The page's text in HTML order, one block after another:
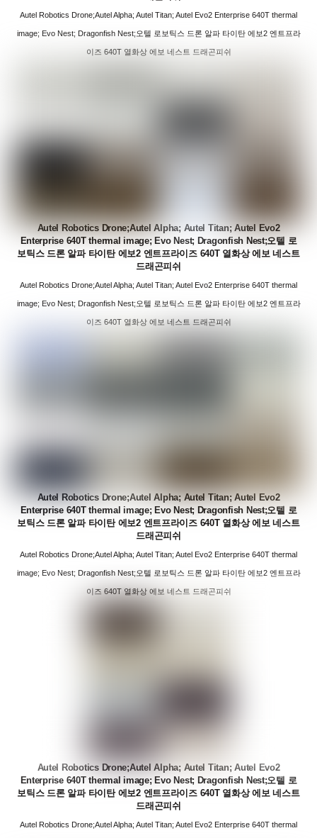
Autel Robotics Drone;Autel Alpha; Autel Titan; Autel Evo2 Enterprise 640T thermal
image; Evo Nest; Dragonfish Nest;오텔 로보틱스 드론 알파 타이탄 에보2 엔트프라
이즈 640T 열화상 에보 네스트 드래곤피쉬
Autel Robotics Drone;Autel Alpha; Autel Titan; Autel Evo2
Enterprise 640T thermal image; Evo Nest; Dragonfish Nest;오텔 로
보틱스 드론 알파 타이탄 에보2 엔트프라이즈 640T 열화상 에보 네스트
드래곤피쉬
Autel Robotics Drone;Autel Alpha; Autel Titan; Autel Evo2 Enterprise 640T thermal
image; Evo Nest; Dragonfish Nest;오텔 로보틱스 드론 알파 타이탄 에보2 엔트프라
이즈 640T 열화상 에보 네스트 드래곤피쉬
Autel Robotics Drone;Autel Alpha; Autel Titan; Autel Evo2
Enterprise 640T thermal image; Evo Nest; Dragonfish Nest;오텔 로
보틱스 드론 알파 타이탄 에보2 엔트프라이즈 640T 열화상 에보 네스트
드래곤피쉬
Autel Robotics Drone;Autel Alpha; Autel Titan; Autel Evo2 Enterprise 640T thermal
image; Evo Nest; Dragonfish Nest;오텔 로보틱스 드론 알파 타이탄 에보2 엔트프라
이즈 640T 열화상 에보 네스트 드래곤피쉬
Autel Robotics Drone;Autel Alpha; Autel Titan; Autel Evo2
Enterprise 640T thermal image; Evo Nest; Dragonfish Nest;오텔 로
보틱스 드론 알파 타이탄 에보2 엔트프라이즈 640T 열화상 에보 네스트
드래곤피쉬
Autel Robotics Drone;Autel Alpha; Autel Titan; Autel Evo2 Enterprise 640T thermal